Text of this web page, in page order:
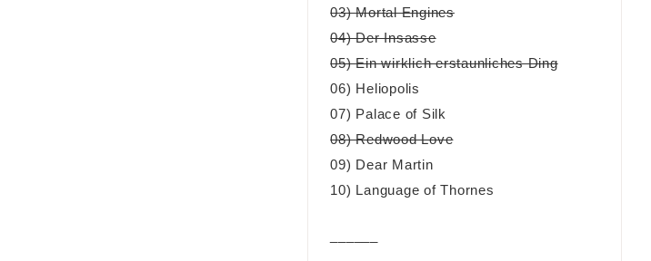
03) Mortal Engines
04) Der Insasse
05) Ein wirklich erstaunliches Ding
06) Heliopolis
07) Palace of Silk
08) Redwood Love
09) Dear Martin
10) Language of Thornes